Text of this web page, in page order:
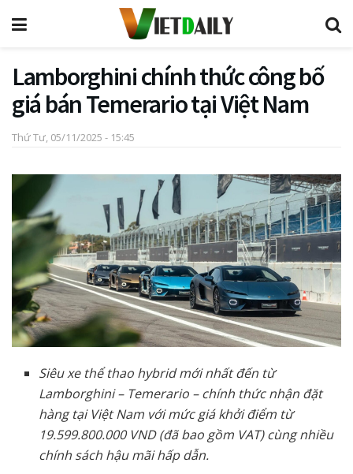
Lamborghini chính thức công bố
giá bán Temerario tại Việt Nam
Thứ Tư, 05/11/2025 - 15:45
Siêu xe thể thao hybrid mới nhất đến từ
Lamborghini – Temerario – chính thức nhận đặt
hàng tại Việt Nam với mức giá khởi điểm từ
19.599.800.000 VND (đã bao gồm VAT) cùng nhiều
chính sách hậu mãi hấp dẫn.